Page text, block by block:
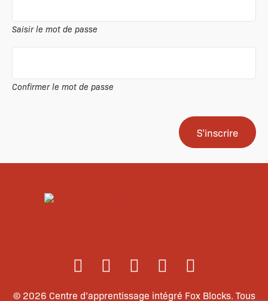
Saisir le mot de passe
Confirmer le mot de passe
© 2026 Centre d’apprentissage intégré Fox Blocks. Tous